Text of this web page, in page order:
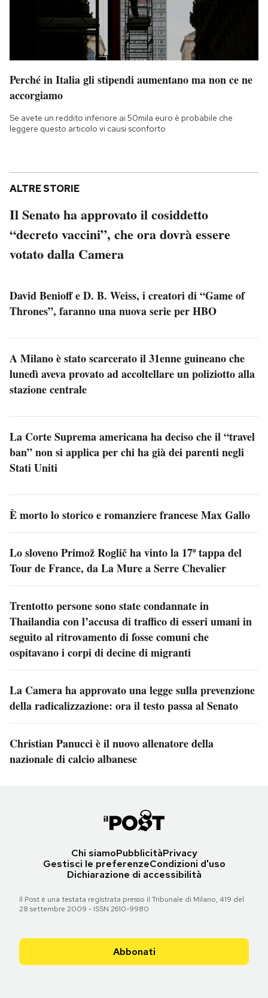
Perché in Italia gli stipendi aumentano ma non ce ne
accorgiamo
Se avete un reddito inferiore ai 50mila euro è probabile che
leggere questo articolo vi causi sconforto
ALTRE STORIE
Il Senato ha approvato il cosiddetto
“decreto vaccini”, che ora dovrà essere
votato dalla Camera
David Benioff e D. B. Weiss, i creatori di “Game of
Thrones”, faranno una nuova serie per HBO
A Milano è stato scarcerato il 31enne guineano che
lunedì aveva provato ad accoltellare un poliziotto alla
stazione centrale
La Corte Suprema americana ha deciso che il “travel
ban” non si applica per chi ha già dei parenti negli
Stati Uniti
È morto lo storico e romanziere francese Max Gallo
Lo sloveno Primož Roglič ha vinto la 17ª tappa del
Tour de France, da La Mure a Serre Chevalier
Trentotto persone sono state condannate in
Thailandia con l’accusa di traffico di esseri umani in
seguito al ritrovamento di fosse comuni che
ospitavano i corpi di decine di migranti
La Camera ha approvato una legge sulla prevenzione
della radicalizzazione: ora il testo passa al Senato
Christian Panucci è il nuovo allenatore della
nazionale di calcio albanese
Chi siamoPubblicitàPrivacy
Gestisci le preferenzeCondizioni d'uso
Dichiarazione di accessibilità
Il Post è una testata registrata presso il Tribunale di Milano, 419 del
28 settembre 2009 - ISSN 2610-9980
Abbonati